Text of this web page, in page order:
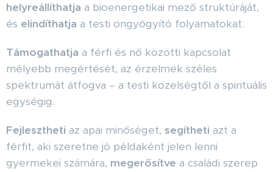
helyreállíthatja a bioenergetikai mező struktúráját,
és elindíthatja a testi öngyógyító folyamatokat.
Támogathatja a férfi és nő közötti kapcsolat
mélyebb megértését, az érzelmek széles
spektrumát átfogva – a testi közelségtől a spirituális
egységig.
Fejlesztheti az apai minőséget, segítheti azt a
férfit, aki szeretne jó példaként jelen lenni
gyermekei számára, megerősítve a családi szerep